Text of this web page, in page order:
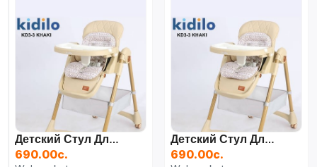
Детский Стул Для Кормления KIDILO KD3-3
690.00с.
Детский Стул Для Кормления KIDILO KD3-3 (Copy)
690.00с.